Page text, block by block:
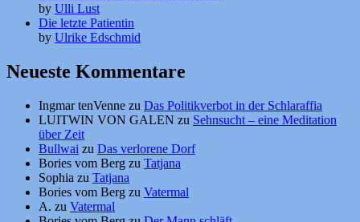
by Ulli Lust
Die letzte Patientin
by Ulrike Edschmid
Neueste Kommentare
Ingmar tenVenne zu Das Politikverbot in der Schlaraffia
LUITWIN VON GALEN zu Sehnsucht – eine Meditation
über Zeit
Bullwai zu Das verlorene Dorf
Bories vom Berg zu Tatjana
Sophia zu Tatjana
Bories vom Berg zu Vatermal
A. zu Vatermal